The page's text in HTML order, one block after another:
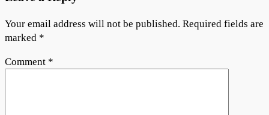
Your email address will not be published. Required fields are
marked *
Comment *